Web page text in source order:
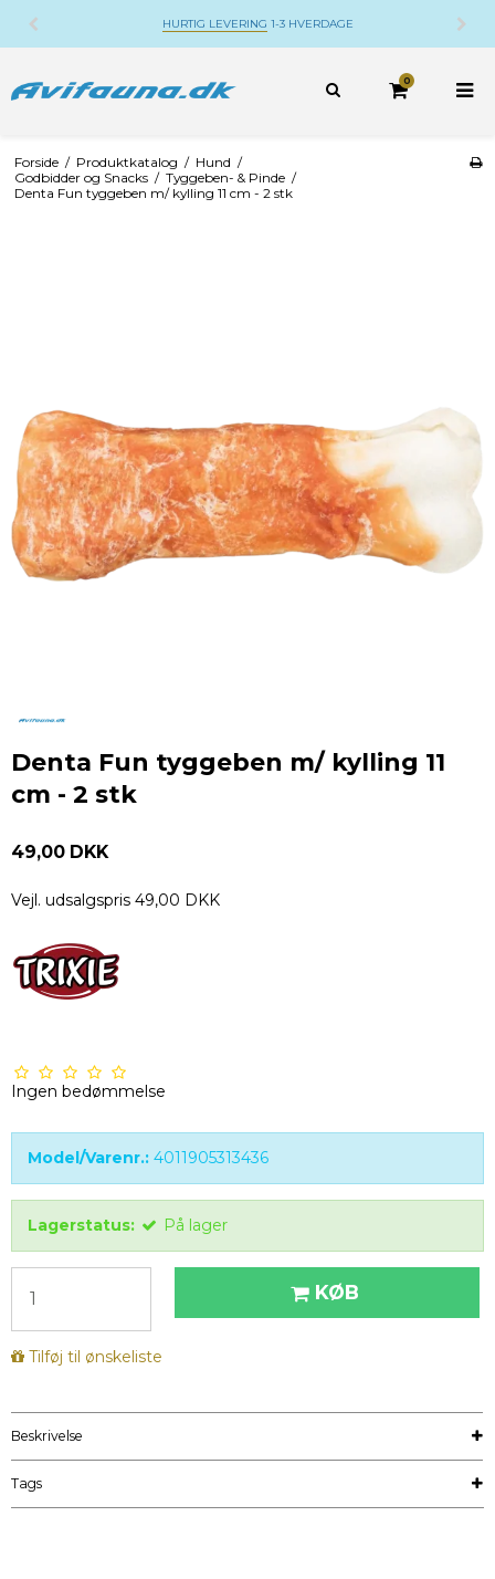
HURTIG LEVERING 1-3 HVERDAGE
0
Forside / Produktkatalog / Hund /
Godbidder og Snacks / Tyggeben- & Pinde /
Denta Fun tyggeben m/ kylling 11 cm - 2 stk
Denta Fun tyggeben m/ kylling 11
cm - 2 stk
49,00 DKK
Vejl. udsalgspris 49,00 DKK
Ingen bedømmelse
Model/Varenr.: 4011905313436
Lagerstatus: På lager
KØB
Tilføj til ønskeliste
Beskrivelse
Tags